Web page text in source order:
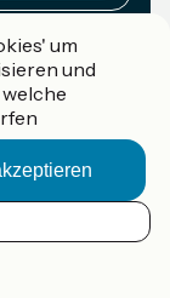
um
und
welche